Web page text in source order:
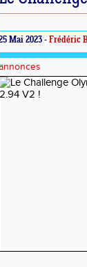
Mai 2023 - Frédéric